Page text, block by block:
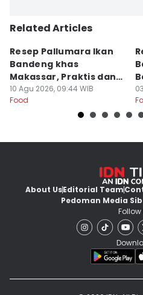
Related Articles
Resep Pallumara Ikan
Bandeng khas
Makassar, Praktis dan
Enak!
10 Agu 2026, 09:44 WIB
Food
About UsEditorial Team
Pedoman Media
Follow